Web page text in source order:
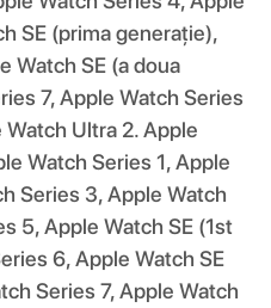
SE (prima generație),
Watch SE (a doua
7, Apple Watch Series
Ultra 2. Apple
Watch Series 1, Apple
Series 3, Apple Watch
5, Apple Watch SE (1st
6, Apple Watch SE
Series 7, Apple Watch